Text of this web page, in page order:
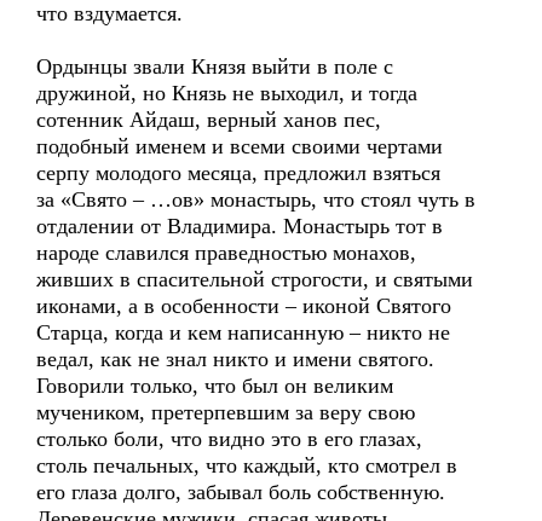
что вздумается.
Ордынцы звали Князя выйти в поле с
дружиной, но Князь не выходил, и тогда
сотенник Айдаш, верный ханов пес,
подобный именем и всеми своими чертами
серпу молодого месяца, предложил взяться
за «Свято – …ов» монастырь, что стоял чуть в
отдалении от Владимира. Монастырь тот в
народе славился праведностью монахов,
живших в спасительной строгости, и святыми
иконами, а в особенности – иконой Святого
Старца, когда и кем написанную – никто не
ведал, как не знал никто и имени святого.
Говорили только, что был он великим
мучеником, претерпевшим за веру свою
столько боли, что видно это в его глазах,
столь печальных, что каждый, кто смотрел в
его глаза долго, забывал боль собственную.